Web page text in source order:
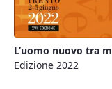
L’uomo nuovo tra
Edizione 2022